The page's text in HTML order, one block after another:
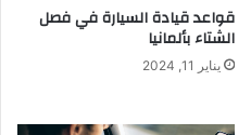
قواعد قيادة السيارة في فصل
الشتاء بألمانيا
يناير 11, 2024